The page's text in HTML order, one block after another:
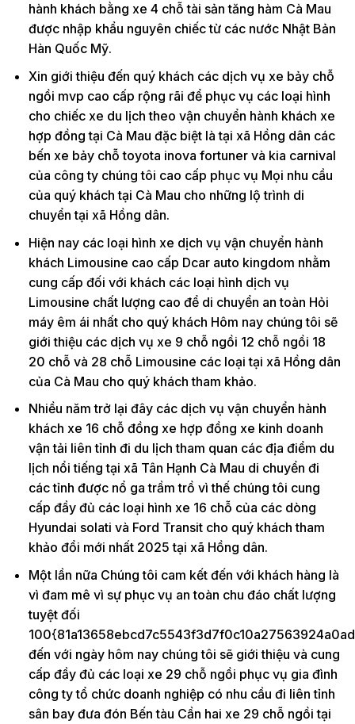
hành khách bằng xe 4 chỗ tài sản tăng hàm Cà Mau
được nhập khẩu nguyên chiếc từ các nước Nhật Bản
Hàn Quốc Mỹ.
Xin giới thiệu đến quý khách các dịch vụ xe bảy chỗ
ngồi mvp cao cấp rộng rãi để phục vụ các loại hình
cho chiếc xe du lịch theo vận chuyển hành khách xe
hợp đồng tại Cà Mau đặc biệt là tại xã Hồng dân các
bến xe bảy chỗ toyota inova fortuner và kia carnival
của công ty chúng tôi cao cấp phục vụ Mọi nhu cầu
của quý khách tại Cà Mau cho những lộ trình di
chuyển tại xã Hồng dân.
Hiện nay các loại hình xe dịch vụ vận chuyển hành
khách Limousine cao cấp Dcar auto kingdom nhằm
cung cấp đối với khách các loại hình dịch vụ
Limousine chất lượng cao để di chuyển an toàn Hỏi
máy êm ái nhất cho quý khách Hôm nay chúng tôi sẽ
giới thiệu các dịch vụ xe 9 chỗ ngồi 12 chỗ ngồi 18
20 chỗ và 28 chỗ Limousine các loại tại xã Hồng dân
của Cà Mau cho quý khách tham khảo.
Nhiều năm trở lại đây các dịch vụ vận chuyển hành
khách xe 16 chỗ đồng xe hợp đồng xe kinh doanh
vận tải liên tỉnh đi du lịch tham quan các địa điểm du
lịch nổi tiếng tại xã Tân Hạnh Cà Mau di chuyển đi
các tỉnh được nổ ga trầm trồ vì thế chúng tôi cung
cấp đầy đủ các loại hình xe 16 chỗ của các dòng
Hyundai solati và Ford Transit cho quý khách tham
khảo đổi mới nhất 2025 tại xã Hồng dân.
Một lần nữa Chúng tôi cam kết đến với khách hàng là
vì đam mê vì sự phục vụ an toàn chu đáo chất lượng
tuyệt đối
đến với ngày hôm nay chúng tôi sẽ giới thiệu và cung
cấp đầy đủ các loại xe 29 chỗ ngồi phục vụ gia đình
công ty tổ chức doanh nghiệp có nhu cầu đi liên tỉnh
sân bay đưa đón Bến tàu Cần hai xe 29 chỗ ngồi tại